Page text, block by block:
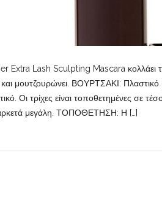
Extra Lash Sculpting Mascara κολλάει
και μουτζουρώνει. ΒΟΥΡΤΣΑΚΙ:
Οι τρίχες είναι τοποθετημένες σε
αρκετά μεγάλη. ΤΟΠΟΘΕΤΗΣΗ: Η […]